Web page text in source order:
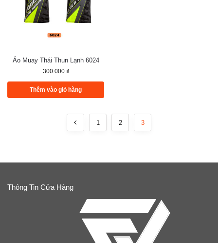
Áo Muay Thái Thun Lạnh 6024
300.000 ₫
Thêm vào giỏ hàng
1 2 3
Thông Tin Cửa Hàng